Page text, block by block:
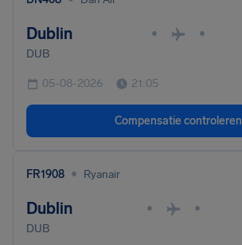
Dublin • •
DUB
05-08-2026 21:05
Compensatie controleren
FR1908 • Ryanair
Dublin • •
DUB